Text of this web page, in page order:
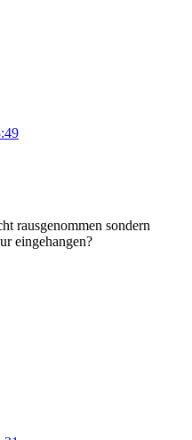
rausgenommen sondern
eingehangen?